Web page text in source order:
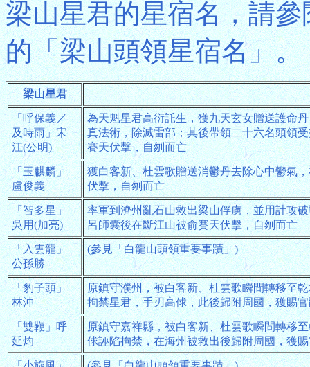
梁山星君的星宿名，請參
的「梁山頭領星宿名」。
梁山星君
「呼保義／
及時雨」宋
江(公明)
為天魁星君高衍託生，獲九天玄女贈送護命
真法術，除滅雷部；其後帶領二十六名頭領
賽天伏擊，自刎而亡
「玉麒麟」
盧俊義
獲白客新、杜雲歌贈送消鬱丹去除心中鬱氣
伏擊，自刎而亡
「智多星」
吳用(加亮)
率軍到濟州亂石山救出梁山俘虜，並用計攻
呂師囊後在斷江山被俞賽天伏擊，自刎而亡
「入雲龍」
公孫勝
(參見「白龍山頭領重要事蹟」)
「豹子頭」
林沖
原鎮守濮州，被白客新、杜雲歌瞬間轉移至
拘禁星君，手刃高俅，此後歸附周國，獲賜
「雙鞭」呼
延灼
原鎮守嘉祥縣，被白客新、杜雲歌瞬間轉移
俅誣陷拘禁，在海州被救出後歸附周國，獲